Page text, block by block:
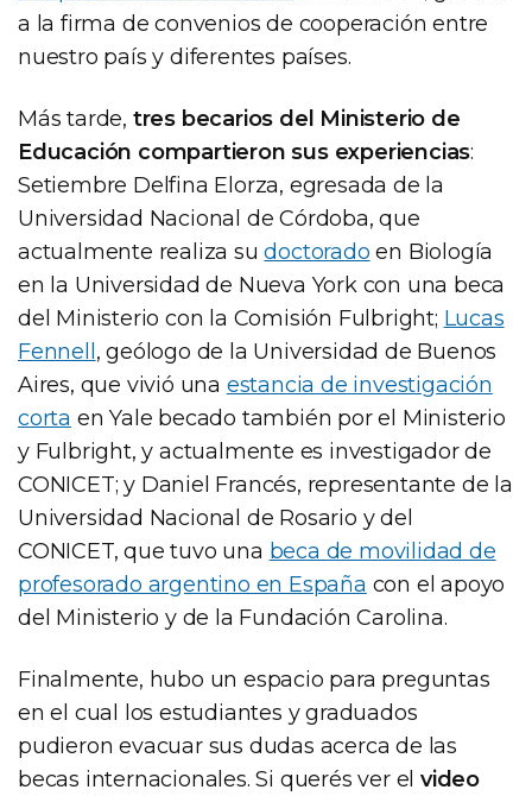
a la firma de convenios de cooperación entre
nuestro país y diferentes países.
Más tarde, tres becarios del Ministerio de
Educación compartieron sus experiencias:
Setiembre Delfina Elorza, egresada de la
Universidad Nacional de Córdoba, que
actualmente realiza sudoctorado en Biología
en la Universidad de Nueva York con una beca
del Ministerio con la Comisión Fulbright; Lucas
Fennell , geólogo de la Universidad de Buenos
Aires, que vivió una estancia de investigación
corta en Yale becado también por el Ministerio
y Fulbright, y actualmente es investigador de
CONICET; y Daniel Francés, representante de la
Universidad Nacional de Rosario y del
CONICET, que tuvo una beca de movilidad de
profesorado argentino en España con el apoyo
del Ministerio y de la Fundación Carolina.
Finalmente, hubo un espacio para preguntas
en el cual los estudiantes y graduados
pudieron evacuar sus dudas acerca de las
becas internacionales. Si querés ver el video